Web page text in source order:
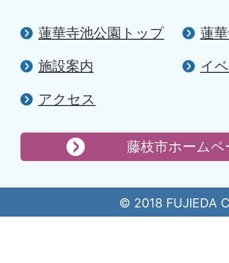
蓮華寺池公園トップ
蓮
施設案内
イ
アクセス
藤枝市ホームペ
© 2018 FUJIEDA